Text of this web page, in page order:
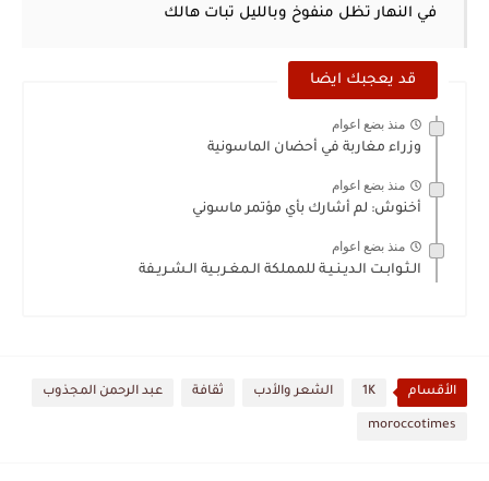
في النهار تظل منفوخ وبالليل تبات هالك
قد يعجبك ايضا
منذ بضع اعوام
وزراء مغاربة في أحضان الماسونية
منذ بضع اعوام
أخنوش: لم أشارك بأي مؤتمر ماسوني
منذ بضع اعوام
الـثـوابـت الـديـنـيـة للمملكة الـمغـربـية الـشـريـفة
الأقسام 1K الشعر والأدب ثقافة عبد الرحمن المجذوب
moroccotimes